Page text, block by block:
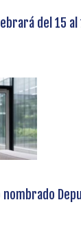
del 15 al